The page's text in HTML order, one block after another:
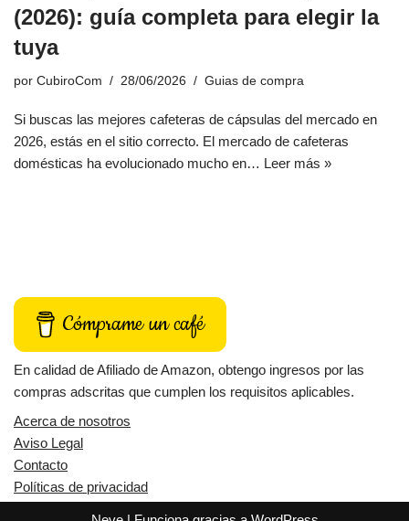
(2026): guía completa para elegir la
tuya
por CubiroCom 28/06/2026 Guias de compra
Si buscas las mejores cafeteras de cápsulas del mercado en
2026, estás en el sitio correcto. El mercado de cafeteras
domésticas ha evolucionado mucho en… Leer más »
Cómprame un café
En calidad de Afiliado de Amazon, obtengo ingresos por las
compras adscritas que cumplen los requisitos aplicables.
Acerca de nosotros
Aviso Legal
Contacto
Políticas de privacidad